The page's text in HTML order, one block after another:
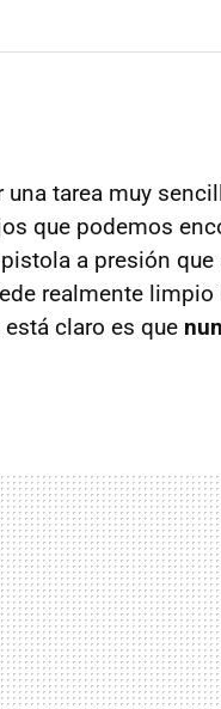
una tarea muy
que podemos
a presión
realmente
claro es que